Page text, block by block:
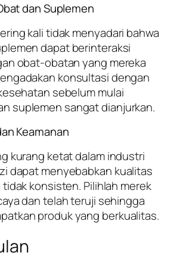
dan Suplemen
kali tidak menyadari bahwa
dapat berinteraksi
obat-obatan yang mereka
konsultasi dengan
sebelum mulai
suplemen sangat dianjurkan.
Keamanan
kurang ketat dalam industri
dapat menyebabkan kualitas
konsisten. Pilihlah merek
dan telah teruji sehingga
produk yang berkualitas.